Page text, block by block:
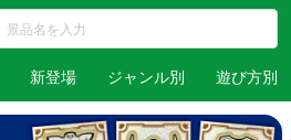
新登場 ジャンル別 遊び方別